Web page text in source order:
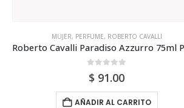
EDP,LAURA ASHLEY ,MUJER,PERFUME
$325.00
AÑADIR AL CARRITO